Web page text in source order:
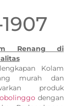
Renang di
Kolam
murah dan
produk
dengan